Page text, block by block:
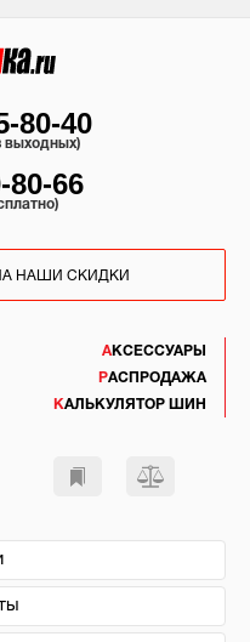
АКСЕССУАРЫ
РАСПРОДАЖА
КАЛЬКУЛЯТОР ШИН
80-40
выходных)
80-66
НАШИ СКИДКИ